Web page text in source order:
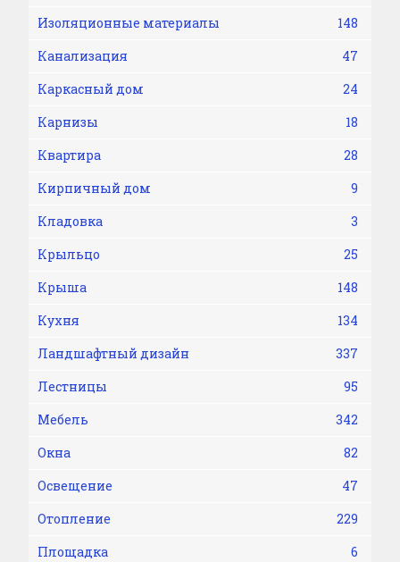
Изоляционные материалы
148
Канализация
47
Каркасный дом
24
Карнизы
18
Квартира
28
Кирпичный дом
9
Кладовка
3
Крыльцо
25
Крыша
148
Кухня
134
Ландшафтный дизайн
337
Лестницы
95
Мебель
342
Окна
82
Освещение
47
Отопление
229
Площадка
6